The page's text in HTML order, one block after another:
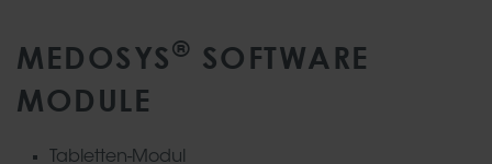
MEDOSYS® SOFTWARE
MODULE
Tabletten-Modul